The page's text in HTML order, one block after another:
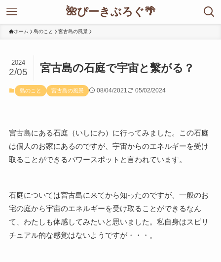
🌺ぴーきぶろぐ🌴
ホーム 島のこと 宮古島の風景
宮古島の石庭で宇宙と繫がる？
2024
2/05
島のこと 宮古島の風景 08/04/2021 05/02/2024
宮古島にある石庭（いしにわ）に行ってみました。この石庭
は個人のお家にあるのですが、宇宙からのエネルギーを受け
取ることができるパワースポットと言われています。
石庭については宮古島に来てから知ったのですが、一般のお
宅の庭から宇宙のエネルギーを受け取ることができるなん
て、わたしも体感してみたいと思いました。私自身はスピリ
チュアル的な感覚はないようですが・・・。